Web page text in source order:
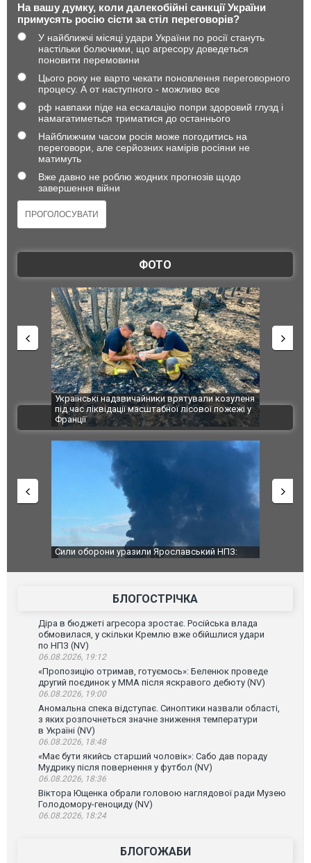
На вашу думку, коли далекобійні санкції України
примусять росію сісти за стіл переговорів?
У найближчі місяці удари України по росії стануть
настільки болючими, що агресору доведеться
поновити перемовини
Цього року не варто чекати поновлення переговорного
процесу. А от наступного - можливо все
рф навпаки піде на ескалацію попри здоровий глузд і
намагатиметься триматися до останнього
Найближчим часом росія може погодитись на
переговори, але серйозних намірів росіяни не
матимуть
Вже давно не роблю жодних прогнозів щодо
завершення війни
ФОТО
Українські надзвичайники врятували козуленя
під час ліквідації масштабної лісової пожежі у
Франції
СБУ за
Болгарії
ВІДЕО
Сили оборони уразили Ярославський НПЗ:
атаку. ВІДЕО
Неймар
БЛОГОСТРІЧКА
Діра в бюджеті агресора зростає. Російська влада
обмовилася, у скільки Кремлю вже обійшлися удари
по НПЗ (NV)
06.08.2026, 19:12
«Пропозицію отримав, готуємось»: Беленюк проведе
другий поєдинок у ММА після яскравого дебюту (NV)
06.08.2026, 19:00
Аномальна спека відступає. Синоптики назвали області,
з яких розпочнеться значне зниження температури
в Україні (NV)
06.08.2026, 18:48
«Має бути якийсь старший чоловік»: Сабо дав пораду
Мудрику після повернення у футбол (NV)
06.08.2026, 18:36
Віктора Ющенка обрали головою наглядової ради Музею
Голодомору-геноциду (NV)
06.08.2026, 18:24
БЛОГОЖАБИ